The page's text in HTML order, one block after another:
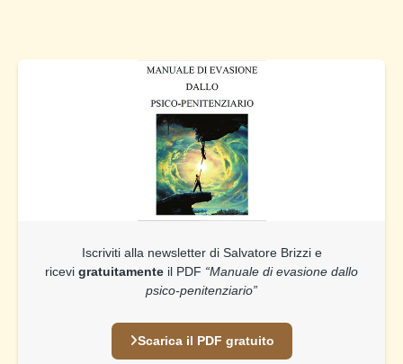
Iscriviti alla newsletter di Salvatore Brizzi e
ricevi gratuitamente il PDF “Manuale di evasione dallo
psico-penitenziario”
Scarica il PDF gratuito